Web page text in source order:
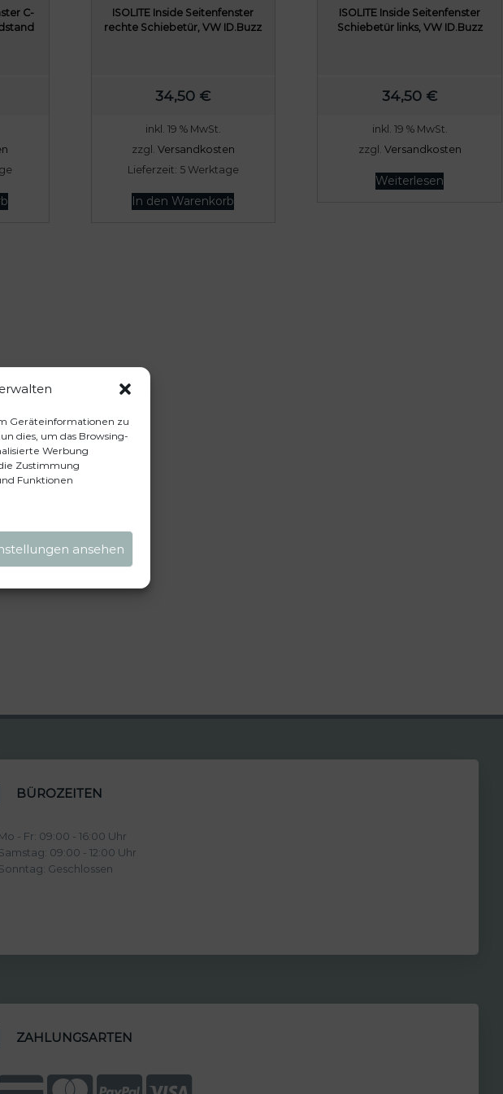
Geräteinformationen zu
dies, um das Browsing-
Werbung
Zustimmung
Funktionen
ansehen
C-
ISOLITE Inside Seitenfenster
rechte Schiebetür, VW ID.Buzz
34,50 €
inkl. 19 % MwSt.
zzgl. Versandkosten
Lieferzeit: 5 Werktage
In den Warenkorb
ISOLITE Inside Seitenfenster
Schiebetür links, VW ID.Buzz
34,50 €
inkl. 19 % MwSt.
zzgl. Versandkosten
Weiterlesen
BÜROZEITEN
- Fr: 09:00 - 16:00 Uhr
09:00 - 12:00 Uhr
Geschlossen
ZAHLUNGSARTEN